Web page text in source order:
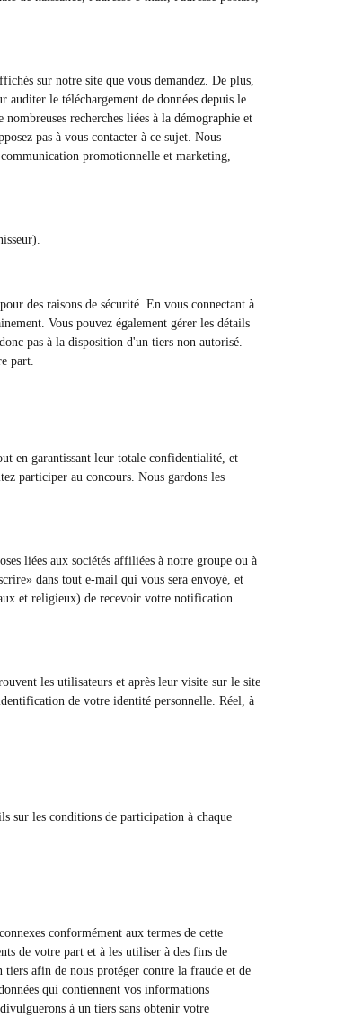
sur notre site que vous demandez. De plus,
le téléchargement de données depuis le
recherches liées à la démographie et
pas à vous contacter à ce sujet. Nous
promotionnelle et marketing,
des raisons de sécurité. En vous connectant à
Vous pouvez également gérer les détails
pas à la disposition d'un tiers non autorisé.
part.
en garantissant leur totale confidentialité, et
participer au concours. Nous gardons les
liées aux sociétés affiliées à notre groupe ou à
dans tout e-mail qui vous sera envoyé, et
et religieux) de recevoir votre notification.
les utilisateurs et après leur visite sur le site
de votre identité personnelle. Réel, à
sur les conditions de participation à chaque
conformément aux termes de cette
de votre part et à les utiliser à des fins de
afin de nous protéger contre la fraude et de
qui contiennent vos informations
à un tiers sans obtenir votre